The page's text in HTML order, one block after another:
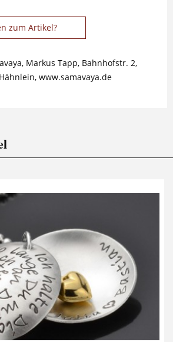
zum Artikel?
Markus Tapp, Bahnhofstr. 2,
www.samavaya.de